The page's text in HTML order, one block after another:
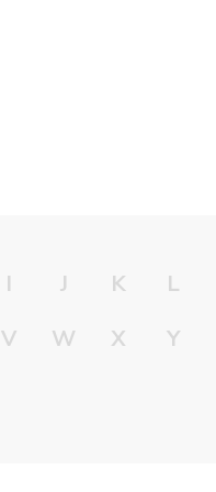
I J K
L
V W X
Y